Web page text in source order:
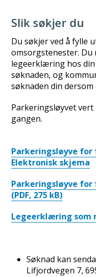
Slik søkjer du
Du søkjer ved å fylle
omsorgstenester. Du
legeerklæring hos din
søknaden, og
søknaden din
Parkeringsløyvet
gangen.
Parkeringsløyve
Elektronisk skjema
Parkeringsløyve
(PDF, 275 kB)
Legeerklæring som
Søknad kan
Lifjordvegen 7,